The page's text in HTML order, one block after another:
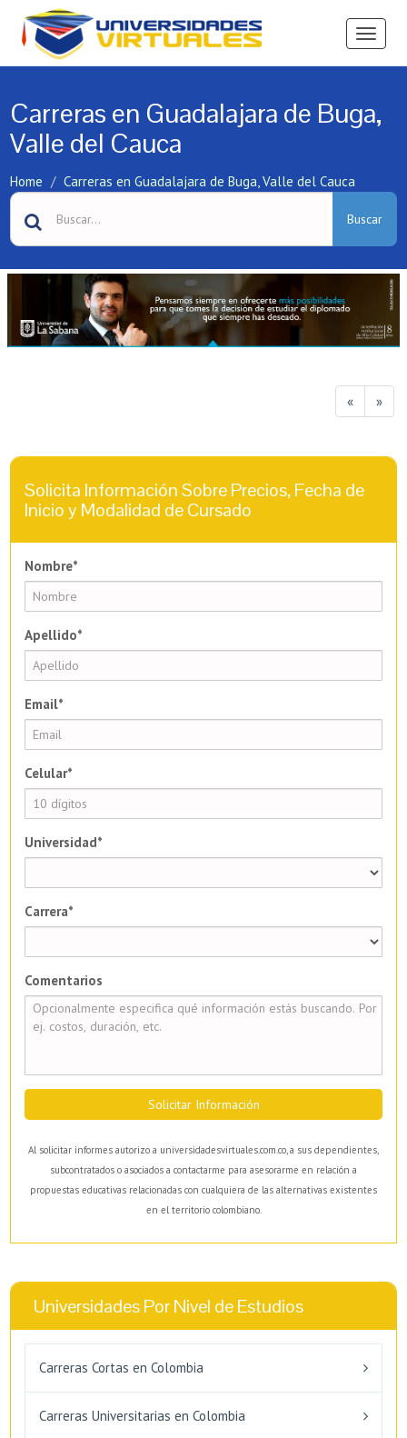
Ver
Carreras en Guadalajara de Buga,
Valle del Cauca
Home Carreras en Guadalajara de Buga, Valle del Cauca
Buscar
« »
Solicita Información Sobre Precios, Fecha de
Inicio y Modalidad de Cursado
Nombre*
Apellido*
Email*
Celular*
Universidad*
Carrera*
Comentarios
Solicitar Información
Al solicitar informes autorizo a universidadesvirtuales.com.co, a sus dependientes,
subcontratados o asociados a contactarme para asesorarme en relación a
propuestas educativas relacionadas con cualquiera de las alternativas existentes
en el territorio colombiano.
Universidades Por Nivel de Estudios
Carreras Cortas en Colombia
Carreras Universitarias en Colombia